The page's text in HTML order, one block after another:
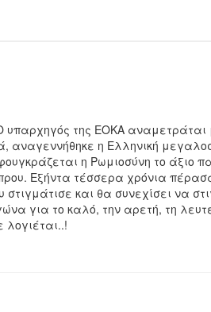
της ΕΟΚΑ αναμετράται
αναγεννήθηκε η Ελληνική
η Ρωμιοσύνη το άξιο
Εξήντα τέσσερα χρόνια
και θα συνεχίσει να
για το καλό, την αρετή, τη